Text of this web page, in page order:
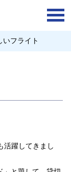
いフライト
活躍してきまし